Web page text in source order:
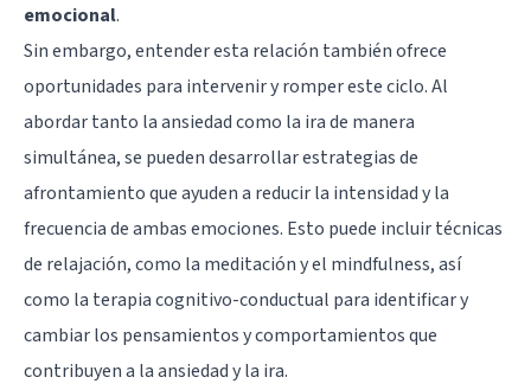
emocional.
Sin embargo, entender esta relación también ofrece
oportunidades para intervenir y romper este ciclo. Al
abordar tanto la ansiedad como la ira de manera
simultánea, se pueden desarrollar estrategias de
afrontamiento que ayuden a reducir la intensidad y la
frecuencia de ambas emociones. Esto puede incluir técnicas
de relajación, como la meditación y el mindfulness, así
como la terapia cognitivo-conductual para identificar y
cambiar los pensamientos y comportamientos que
contribuyen a la ansiedad y la ira.